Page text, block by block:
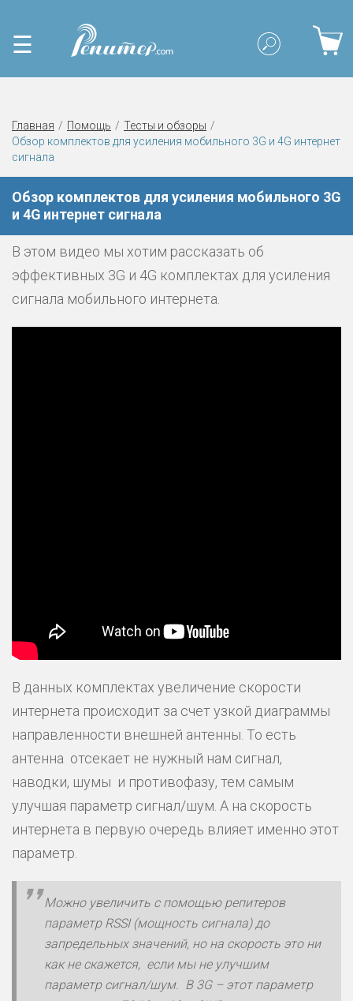
☰
Главная Помощь
Тесты и обзоры
Обзор комплектов для усиления мобильного 3G и 4G интернет
сигнала
Обзор комплектов для усиления мобильного 3G
и 4G интернет сигнала
В этом видео мы хотим рассказать об
эффективных 3G и 4G комплектах для усиления
сигнала мобильного интернета.
В данных комплектах увеличение скорости
интернета происходит за счет узкой диаграммы
направленности внешней антенны. То есть
антенна отсекает не нужный нам сигнал,
наводки, шумы и противофазу, тем самым
улучшая параметр сигнал/шум. А на скорость
интернета в первую очередь влияет именно этот
параметр.
Можно увеличить с помощью репитеров
параметр RSSI (мощность сигнала) до
запредельных значений, но на скорость это ни
как не скажется, если мы не улучшим
параметр сигнал/шум. В 3G – этот параметр